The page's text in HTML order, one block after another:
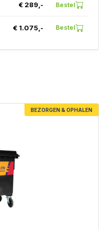
€ 289,- Bestel
€ 1.075,- Bestel
BEZORGEN & OPHALEN